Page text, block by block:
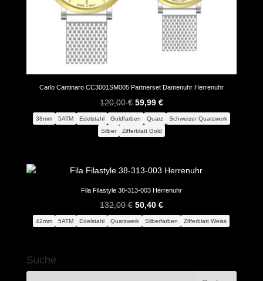
Carlo Cantinaro CC3001SM005 Partnerset Damenuhr Herrenuhr
120,00€ Ursprünglicher
Preis
war:
59,99 €Aktueller
Preis
ist:
38mm 5ATM Edelstahl Goldfarben Quarz
Schweizer Quarzwerk
Silber
Zifferblatt Gold
Fila Filastyle 38-313-003 Herrenuhr
132,00€ Ursprünglicher
Preis
50,40 €Aktueller
Preis
42mm 5ATM Edelstahl Quarzwerk Silberfarben Zifferblatt Weiss
Suche